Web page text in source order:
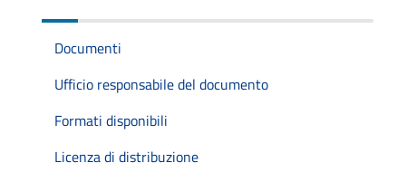
Documenti
Ufficio responsabile del documento
Formati disponibili
Licenza di distribuzione